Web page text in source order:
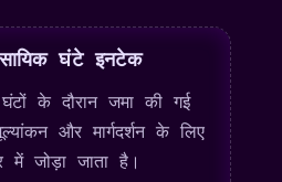
घंटे इनटेक
घंटों के दौरान जमा की गई
और मार्गदर्शन के लिए
में जोड़ा जाता है।